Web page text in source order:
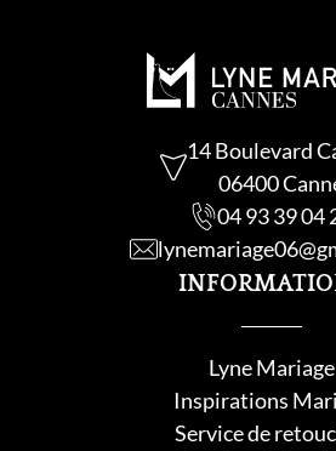
14 Boulevard
06400
04 93 39 04
Lyne Mariage
Inspirations
Service de